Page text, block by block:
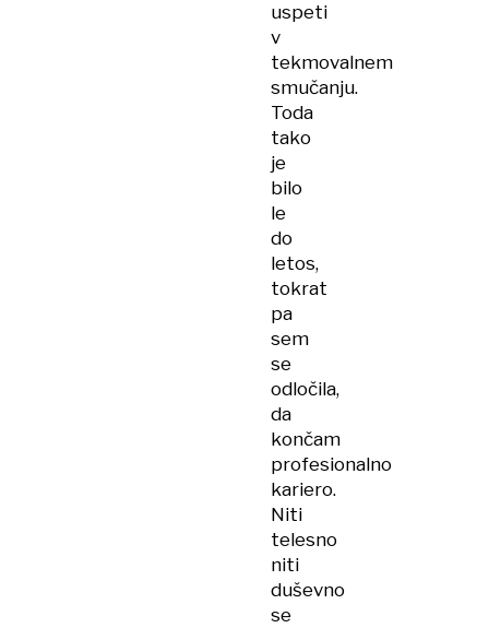
uspeti
v
tekmovalnem
smučanju.
Toda
tako
je
bilo
le
do
letos,
tokrat
pa
sem
se
odločila,
da
končam
profesionalno
kariero.
Niti
telesno
niti
duševno
se